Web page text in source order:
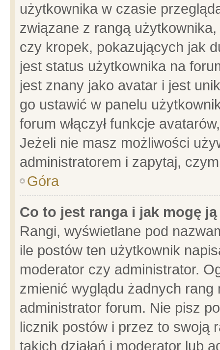
użytkownika w czasie
związane z rangą
czy kropek, pokazujących jak
jest status użytkownika na
jest znany jako avatar i jest
go ustawić w panelu
forum włączył funkcje
Jeżeli nie masz możliwości
administratorem i zapytaj,
Góra
Co to jest ranga i jak mogę
Rangi, wyświetlane pod
ile postów ten użytkownik
moderator czy administrator.
zmienić wyglądu żadnych
administrator forum. Nie pisz
licznik postów i przez to swoją
takich działań i moderator lub